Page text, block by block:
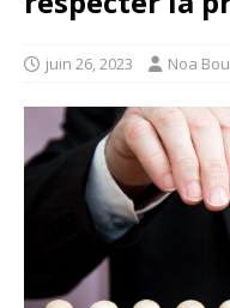
juin 26, 2023 Noa